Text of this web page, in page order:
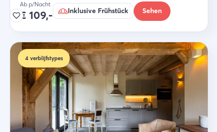
Ab p/Nacht
€ 109,- Inklusive Frühstück Sehen
4 verblijfstypes